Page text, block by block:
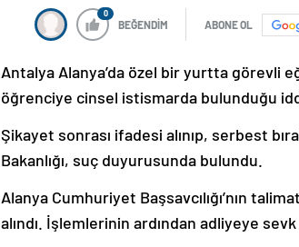
0
BEĞENDİM ABONE OL
Antalya Alanya’da özel bir yurtta görevli
öğrenciye cinsel istismarda bulunduğu
Şikayet sonrası ifadesi alınıp, serbest
Bakanlığı, suç duyurusunda bulundu.
Alanya Cumhuriyet Başsavcılığı’nın
alındı. İşlemlerinin ardından adliyeye